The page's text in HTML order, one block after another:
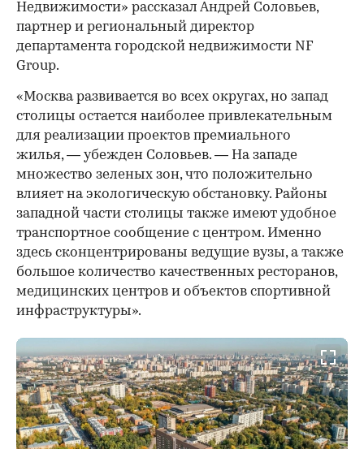
Недвижимости» рассказал Андрей Соловьев,
партнер и региональный директор
департамента городской недвижимости NF
Group.
«Москва развивается во всех округах, но запад
столицы остается наиболее привлекательным
для реализации проектов премиального
жилья, — убежден Соловьев. — На западе
множество зеленых зон, что положительно
влияет на экологическую обстановку. Районы
западной части столицы также имеют удобное
транспортное сообщение с центром. Именно
здесь сконцентрированы ведущие вузы, а также
большое количество качественных ресторанов,
медицинских центров и объектов спортивной
инфраструктуры».